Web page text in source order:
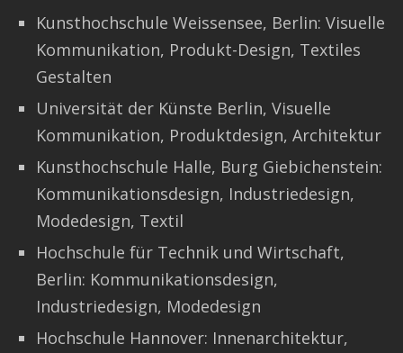
Kunsthochschule Weissensee, Berlin: Visuelle
Kommunikation, Produkt-Design, Textiles
Gestalten
Universität der Künste Berlin, Visuelle
Kommunikation, Produktdesign, Architektur
Kunsthochschule Halle, Burg Giebichenstein:
Kommunikationsdesign, Industriedesign,
Modedesign, Textil
Hochschule für Technik und Wirtschaft,
Berlin: Kommunikationsdesign,
Industriedesign, Modedesign
Hochschule Hannover: Innenarchitektur,